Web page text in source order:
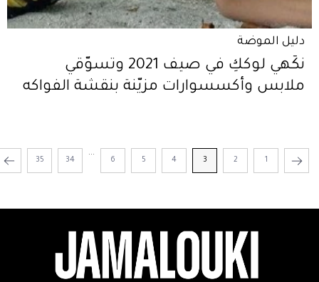
دليل الموضة
نكّهي لوككِ في صيف 2021 وتسوّقي
ملابس وأكسسوارات مزيّنة بنقشة الفواكه
1
2
3
4
5
6
...
34
35